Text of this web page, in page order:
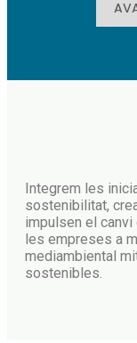
Integrem les
sostenibilitat,
impulsen el canvi
les empreses a
mediambiental
sostenibles.